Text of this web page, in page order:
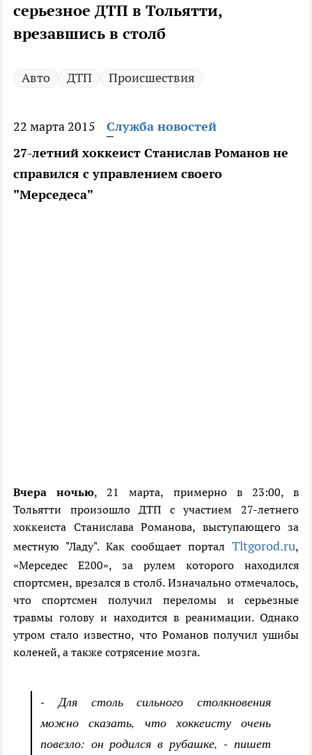
серьезное ДТП в Тольятти,
врезавшись в столб
Авто ДТП Происшествия
22 марта 2015
Служба новостей
27-летний хоккеист Станислав Романов не
справился с управлением своего
"Мерседеса"
Вчера ночью, 21 марта, примерно в 23:00, в
Тольятти произошло ДТП с участием 27-летнего
хоккеиста Станислава Романова, выступающего за
местную "Ладу". Как сообщает портал Tltgorod.ru,
«Мерседес E200», за рулем которого находился
спортсмен, врезался в столб. Изначально отмечалось,
что спортсмен получил переломы и серьезные
травмы голову и находится в реанимации. Однако
утром стало известно, что Романов получил ушибы
коленей, а также сотрясение мозга.
- Для столь сильного столкновения
можно сказать, что хоккеисту очень
повезло: он родился в рубашке, - пишет